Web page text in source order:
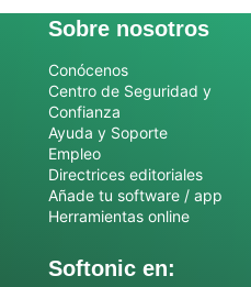
Sobre nosotros
Conócenos
Centro de Seguridad y
Confianza
Ayuda y Soporte
Empleo
Directrices editoriales
Añade tu software / app
Herramientas online
Softonic en: